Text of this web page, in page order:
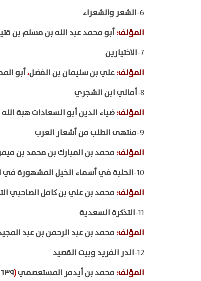
6- الشعر والشعراء
المؤلف:أبو محمد عبد الله بن مسلم بن
7- الاختيارين
المؤلف:علي بن سليمان بن الفضل،أبو
8- أمالي ابن الشجري
المؤلف:ضياء الدين أبو السعادات هبة
9- منتهى الطلب من أشعار العرب
المؤلف:محمد بن المبارك بن محمد بن
10- الحلبة في أسماء الخيل المشهورة في
المؤلف:محمد بن علي بن كامل الصاحبي
11- التذكرة السعدية
المؤلف: محمد بن عبد الرحمن بن عبد
12- الدر الفريد وبيت القصيد
المؤلف: محمد بن أيدمر المستعصمي(٦٣٩ هـ